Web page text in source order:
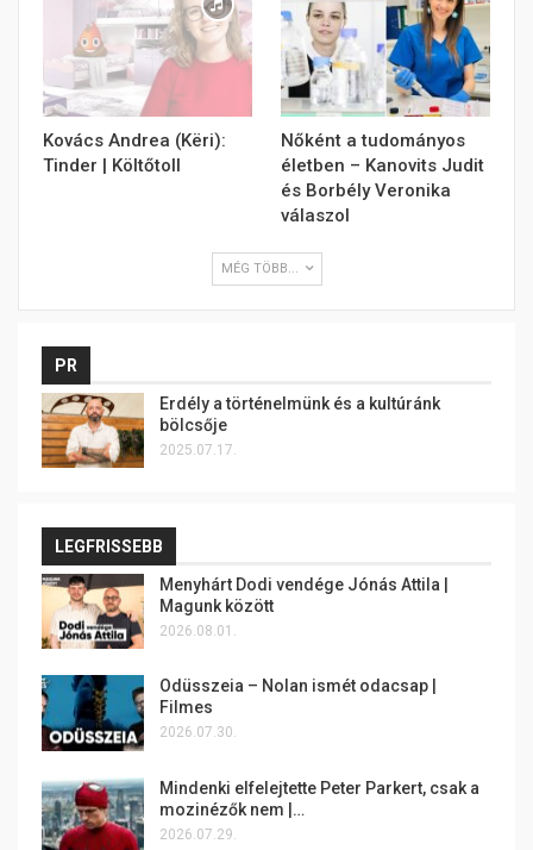
Kovács Andrea (Këri):
Tinder | Költőtoll
Nőként a tudományos
életben – Kanovits Judit
és Borbély Veronika
válaszol
MÉG TÖBB...
PR
Erdély a történelmünk és a kultúránk
bölcsője
2025.07.17.
LEGFRISSEBB
Menyhárt Dodi vendége Jónás Attila |
Magunk között
2026.08.01.
Odüsszeia – Nolan ismét odacsap |
Filmes
2026.07.30.
Mindenki elfelejtette Peter Parkert, csak a
mozinézők nem |…
2026.07.29.